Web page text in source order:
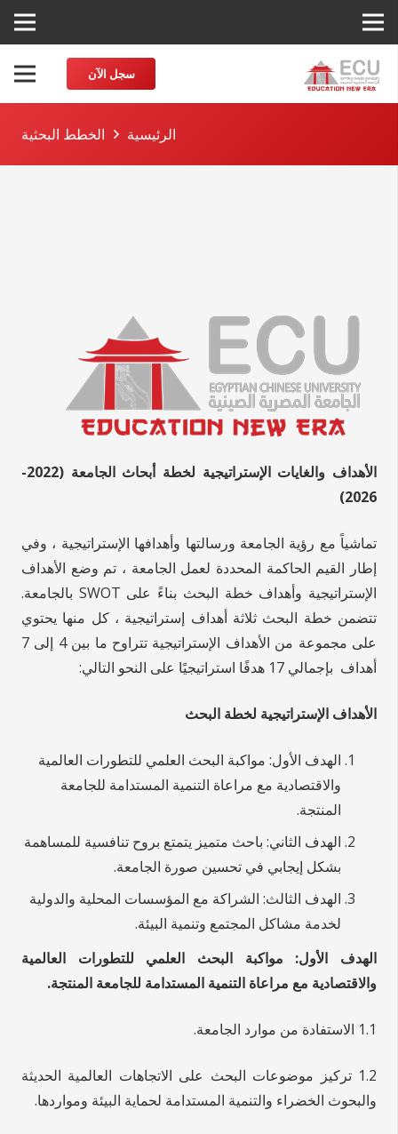
سجل الآن
الرئيسية الخطط البحثية
الأهداف والغايات الإستراتيجية لخطة أبحاث الجامعة (2022-
2026)
تماشياً مع رؤية الجامعة ورسالتها وأهدافها الإستراتيجية ، وفي
إطار القيم الحاكمة المحددة لعمل الجامعة ، تم وضع الأهداف
الإستراتيجية وأهداف خطة البحث بناءً على SWOT بالجامعة.
تتضمن خطة البحث ثلاثة أهداف إستراتيجية ، كل منها يحتوي
على مجموعة من الأهداف الإستراتيجية تتراوح ما بين 4 إلى 7
أهداف بإجمالي 17 هدفًا استراتيجيًا على النحو التالي:
الأهداف الإستراتيجية لخطة البحث
الهدف الأول: مواكبة البحث العلمي للتطورات العالمية
والاقتصادية مع مراعاة التنمية المستدامة للجامعة
المنتجة.
الهدف الثاني: باحث متميز يتمتع بروح تنافسية للمساهمة
بشكل إيجابي في تحسين صورة الجامعة.
الهدف الثالث: الشراكة مع المؤسسات المحلية والدولية
لخدمة مشاكل المجتمع وتنمية البيئة.
الهدف الأول: مواكبة البحث العلمي للتطورات العالمية
والاقتصادية مع مراعاة التنمية المستدامة للجامعة المنتجة.
1.1 الاستفادة من موارد الجامعة.
1.2 تركيز موضوعات البحث على الاتجاهات العالمية الحديثة
والبحوث الخضراء والتنمية المستدامة لحماية البيئة ومواردها.